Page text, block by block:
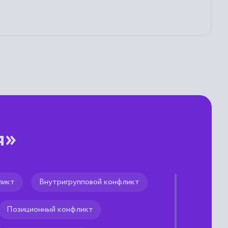
целенаправленно
Внутригрупповой конфликт
Позиционный конфликт